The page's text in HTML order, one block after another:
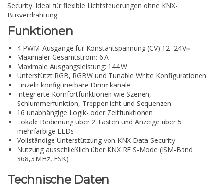
Security. Ideal für flexible Lichtsteuerungen ohne KNX-
Busverdrahtung.
Funktionen
4 PWM-Ausgänge für Konstantspannung (CV) 12–24 V⎓
Maximaler Gesamtstrom: 6 A
Maximale Ausgangsleistung: 144 W
Unterstützt RGB, RGBW und Tunable White Konfigurationen
Einzeln konfigurierbare Dimmkanäle
Integrierte Komfortfunktionen wie Szenen,
Schlummerfunktion, Treppenlicht und Sequenzen
16 unabhängige Logik- oder Zeitfunktionen
Lokale Bedienung über 2 Tasten und Anzeige über 5
mehrfarbige LEDs
Vollständige Unterstützung von KNX Data Security
Nutzung ausschließlich über KNX RF S-Mode (ISM-Band
868,3 MHz, FSK)
Technische Daten